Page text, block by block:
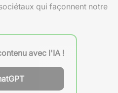
qui façonnent notre
avec l'IA !